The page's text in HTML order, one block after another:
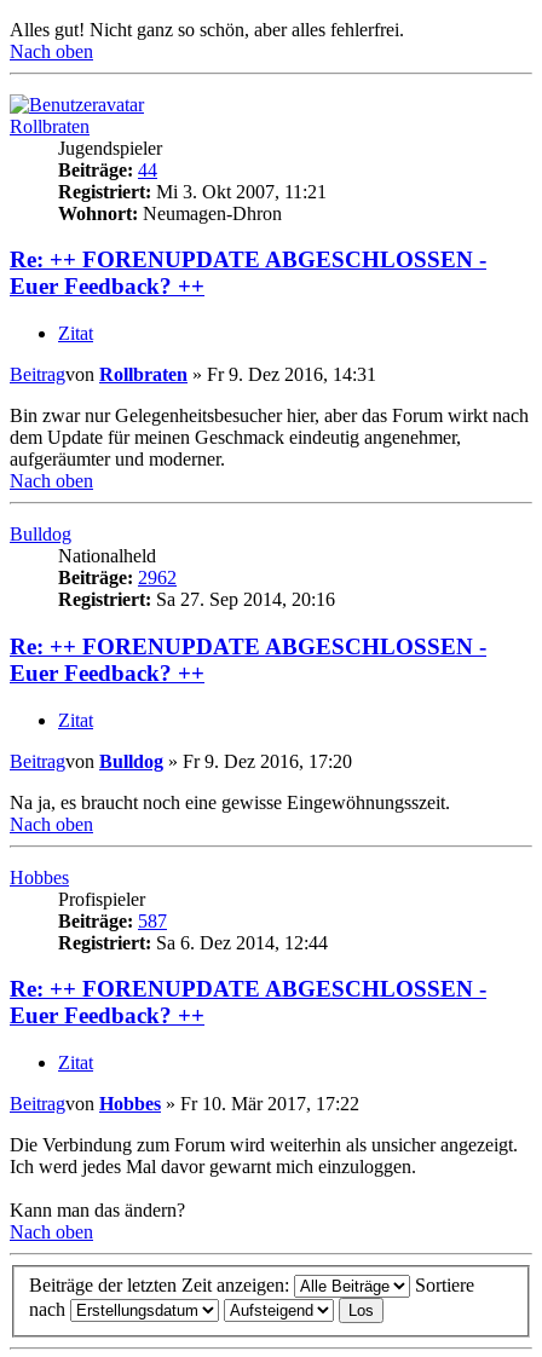
Alles gut! Nicht ganz so schön, aber alles fehlerfrei.
Nach oben
Rollbraten
Jugendspieler
Beiträge: 44
Registriert: Mi 3. Okt 2007, 11:21
Wohnort: Neumagen-Dhron
Re: ++ FORENUPDATE ABGESCHLOSSEN -
Euer Feedback? ++
Zitat
Beitragvon Rollbraten » Fr 9. Dez 2016, 14:31
Bin zwar nur Gelegenheitsbesucher hier, aber das Forum wirkt nach
dem Update für meinen Geschmack eindeutig angenehmer,
aufgeräumter und moderner.
Nach oben
Bulldog
Nationalheld
Beiträge: 2962
Registriert: Sa 27. Sep 2014, 20:16
Re: ++ FORENUPDATE ABGESCHLOSSEN -
Euer Feedback? ++
Zitat
Beitragvon Bulldog » Fr 9. Dez 2016, 17:20
Na ja, es braucht noch eine gewisse Eingewöhnungsszeit.
Nach oben
Hobbes
Profispieler
Beiträge: 587
Registriert: Sa 6. Dez 2014, 12:44
Re: ++ FORENUPDATE ABGESCHLOSSEN -
Euer Feedback? ++
Zitat
Beitragvon Hobbes » Fr 10. Mär 2017, 17:22
Die Verbindung zum Forum wird weiterhin als unsicher angezeigt.
Ich werd jedes Mal davor gewarnt mich einzuloggen.
Kann man das ändern?
Nach oben
Beiträge der letzten Zeit anzeigen:
Sortiere
nach